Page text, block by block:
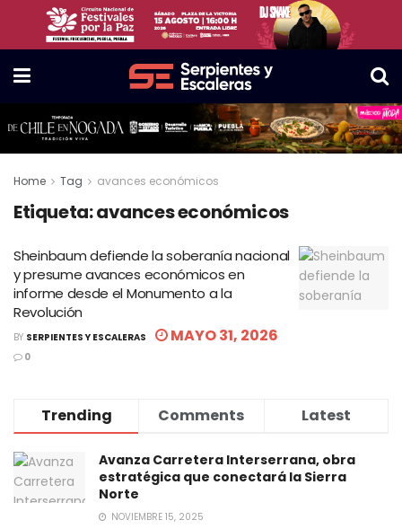
Home Tag avances económicos
Etiqueta:avances económicos
Sheinbaum defiende la soberanía nacional
y presume avances económicos en
informe desde el Monumento a la
Revolución
BY SERPIENTES Y ESCALERAS MAYO 31, 2026
0
Trending Comments Latest
Avanza Carretera Interserrana, obra
estratégica que conectará la Sierra
Norte
NOVIEMBRE 15, 2025